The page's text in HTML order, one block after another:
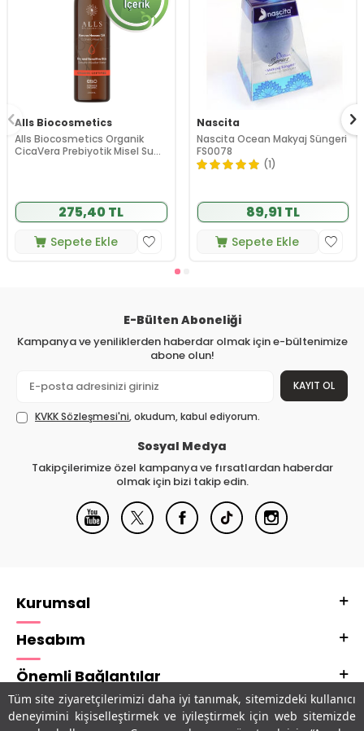
Tüm site ziyaretçilerimizi daha iyi tanımak, sitemizdeki kullanıcı
deneyimini kişiselleştirmek ve iyileştirmek için web sitemizde
Alls Biocosmetics
Alls Biocosmetics Organik
CicaVera Prebiyotik Misel Su
275,40 TL
Sepete Ekle
Nascita
Nascita Ocean Makyaj Süngeri
FS0078
(1)
89,91 TL
Sepete Ekle
E-Bülten Aboneliği
Kampanya ve yeniliklerden haberdar olmak için e-bültenimize
abone olun!
KAYIT OL
KVKK Sözleşmesi'ni, okudum, kabul ediyorum.
Sosyal Medya
Takipçilerimize özel kampanya ve fırsatlardan haberdar
olmak için bizi takip edin.
Kurumsal
Hesabım
Önemli Bağlantılar
Adres & İletişim